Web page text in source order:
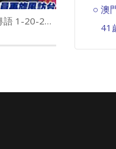
星電視新聞 粵語 1-20-2022
澳
41